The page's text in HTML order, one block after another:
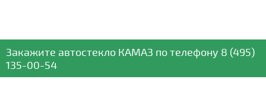
Закажите автостекло КАМАЗ по телефону 8 (495)
135-00-54